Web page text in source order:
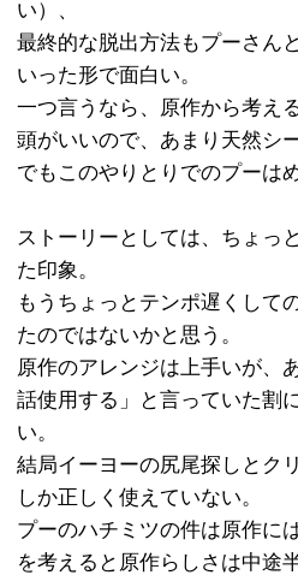
い）、
最終的な脱出方法もプーさん
いった形で面白い。
一つ言うなら、原作から考え
頭がいいので、あまり天然シ
でもこのやりとりでのプーは
ストーリーとしては、ちょっ
た印象。
もうちょっとテンポ遅くして
たのではないかと思う。
原作のアレンジは上手いが、
話使用する」と言っていた割
い。
結局イーヨーの尻尾探しとク
しか正しく使えていない。
プーのハチミツの件は原作に
を考えると原作らしさは中途